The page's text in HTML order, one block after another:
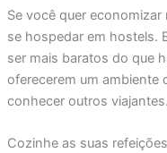
Se você quer
se hospedar em hostels.
ser mais baratos do que
oferecerem um ambiente
conhecer outros viajantes.
Cozinhe as suas refeições